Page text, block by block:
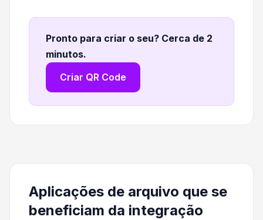
Pronto para criar o seu? Cerca de 2
minutos.
Criar QR Code
Aplicações de arquivo que se
beneficiam da integração